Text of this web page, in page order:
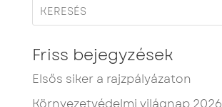
Friss bejegyzések
Elsős siker a rajzpályázaton